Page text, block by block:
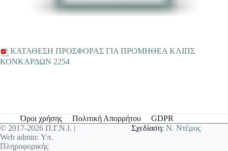
ΚΑΤΑΘΕΣΗ ΠΡΟΣΦΟΡΑΣ ΓΙΑ ΠΡΟΜΗΘΕΑ ΚΛΙΠΣ
ΚΟΝΚΑΡΔΩΝ 2254
Όροι χρήσης Πολιτική Απορρήτου
GDPR
© 2017-2026 Π.Γ.Ν.Ι. |
Web admin: Υπ.
Πληροφορικής
Σχεδίαση:Ν. Ντέμος